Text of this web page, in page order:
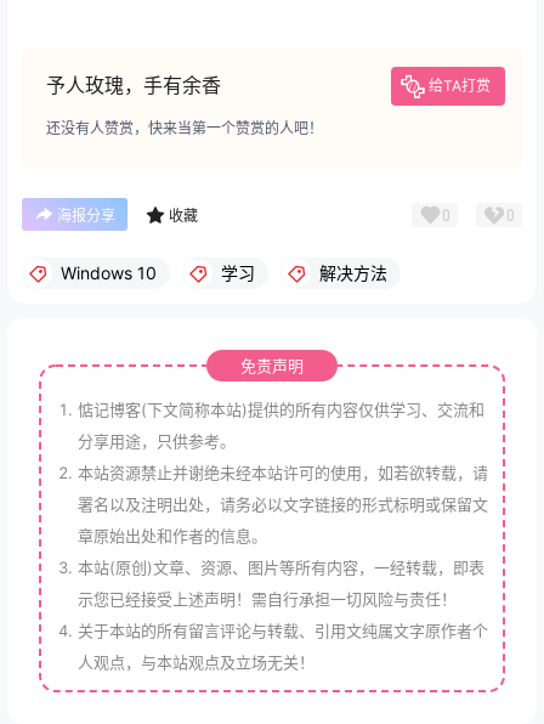
予人玫瑰，手有余香 给TA打赏
还没有人赞赏，快来当第一个赞赏的人吧！
海报分享 收藏 0 0
Windows 10 学习 解决方法
免责声明
惦记博客(下文简称本站)提供的所有内容仅供学习、交流和
分享用途，只供参考。
本站资源禁止并谢绝未经本站许可的使用，如若欲转载，请
署名以及注明出处，请务必以文字链接的形式标明或保留文
章原始出处和作者的信息。
本站(原创)文章、资源、图片等所有内容，一经转载，即表
示您已经接受上述声明！需自行承担一切风险与责任！
关于本站的所有留言评论与转载、引用文纯属文字原作者个
人观点，与本站观点及立场无关！